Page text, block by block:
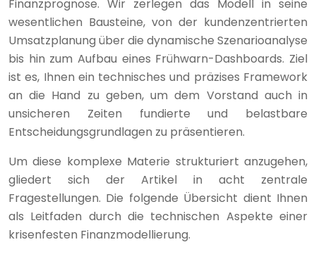
Finanzprognose. Wir zerlegen das Modell in seine
wesentlichen Bausteine, von der kundenzentrierten
Umsatzplanung über die dynamische Szenarioanalyse
bis hin zum Aufbau eines Frühwarn-Dashboards. Ziel
ist es, Ihnen ein technisches und präzises Framework
an die Hand zu geben, um dem Vorstand auch in
unsicheren Zeiten fundierte und belastbare
Entscheidungsgrundlagen zu präsentieren.
Um diese komplexe Materie strukturiert anzugehen,
gliedert sich der Artikel in acht zentrale
Fragestellungen. Die folgende Übersicht dient Ihnen
als Leitfaden durch die technischen Aspekte einer
krisenfesten Finanzmodellierung.